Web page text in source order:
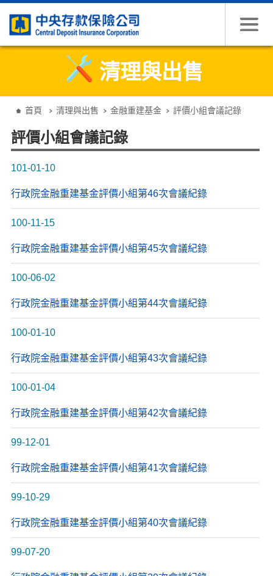
清理與出售
首頁 清理與出售 金融重建基金 評價小組會議記錄
評價小組會議記錄
101-01-10
行政院金融重建基金評價小組第46次會議紀錄
100-11-15
行政院金融重建基金評價小組第45次會議紀錄
100-06-02
行政院金融重建基金評價小組第44次會議紀錄
100-01-10
行政院金融重建基金評價小組第43次會議紀錄
100-01-04
行政院金融重建基金評價小組第42次會議紀錄
99-12-01
行政院金融重建基金評價小組第41次會議紀錄
99-10-29
行政院金融重建基金評價小組第40次會議紀錄
99-07-20